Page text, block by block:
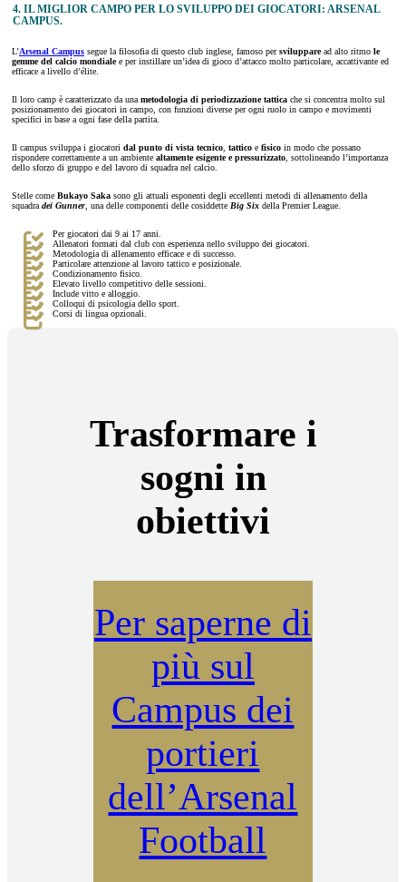
4. IL MIGLIOR CAMPO PER LO SVILUPPO DEI GIOCATORI: ARSENAL
CAMPUS.
L’Arsenal Campus segue la filosofia di questo club inglese, famoso persvilupparead alto ritmo le
gemme del calcio mondialee per instillare un’idea di gioco d’attacco molto particolare, accattivante ed
efficace a livello d’élite.
Il loro camp è caratterizzato da unametodologia di periodizzazione tattica che si concentra molto sul
posizionamento dei giocatori in campo, con funzioni diverse per ogni ruolo in campo e movimenti
specifici in base a ogni fase della partita.
Il campus sviluppa i giocatori dal punto di vista tecnico, tattico e fisico in modo che possano
rispondere correttamente a un ambiente altamente esigente e pressurizzato, sottolineando l’importanza
dello sforzo di gruppo e del lavoro di squadra nel calcio.
Stelle come Bukayo Saka sono gli attuali esponenti degli eccellenti metodi di allenamento della
squadradei Gunner, una delle componenti delle cosiddette Big Six della Premier League.
Per giocatori dai 9 ai 17 anni.
Allenatori formati dal club con esperienza nello sviluppo dei giocatori.
Metodologia di allenamento efficace e di successo.
Particolare attenzione al lavoro tattico e posizionale.
Condizionamento fisico.
Elevato livello competitivo delle sessioni.
Include vitto e alloggio.
Colloqui di psicologia dello sport.
Corsi di lingua opzionali.
Trasformare i
sogni in
obiettivi
Per saperne di
più sul
Campus dei
portieri
dell’Arsenal
Football